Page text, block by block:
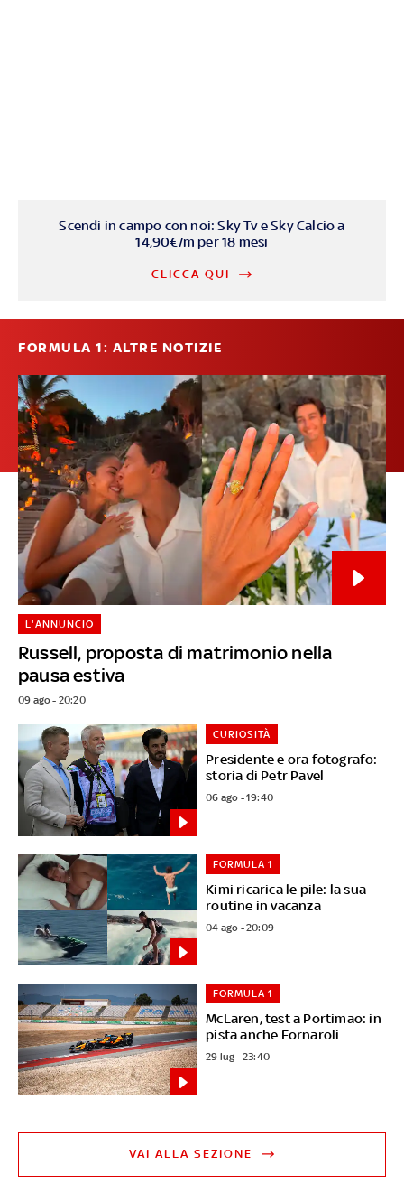
Scendi in campo con noi: Sky Tv e Sky Calcio a
14,90€/m per 18 mesi
CLICCA QUI
FORMULA 1: ALTRE NOTIZIE
Russell, proposta di matrimonio nella
pausa estiva
L'ANNUNCIO
09 ago - 20:20
Presidente e ora fotografo:
storia di Petr Pavel
CURIOSITÀ
06 ago - 19:40
Kimi ricarica le pile: la sua
routine in vacanza
FORMULA 1
04 ago - 20:09
McLaren, test a Portimao: in
pista anche Fornaroli
FORMULA 1
29 lug - 23:40
VAI ALLA SEZIONE